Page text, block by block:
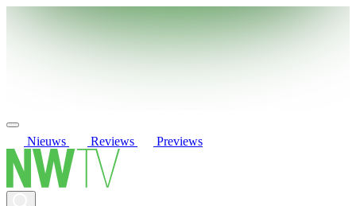
Nieuws Reviews Previews